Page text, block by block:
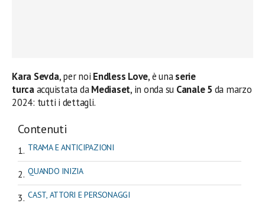
Kara Sevda, per noi Endless Love, è unaserie
turcaacquistata daMediaset, in onda su Canale 5 da marzo
2024: tutti i dettagli.
Contenuti
TRAMA E ANTICIPAZIONI
QUANDO INIZIA
CAST, ATTORI E PERSONAGGI